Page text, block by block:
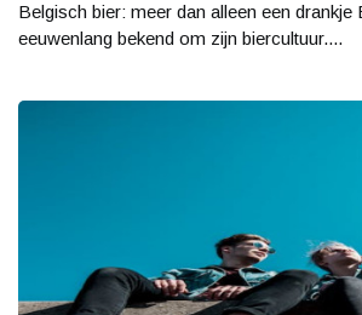
Belgisch bier: meer dan alleen een drankje
eeuwenlang bekend om zijn biercultuur....